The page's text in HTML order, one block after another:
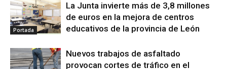
Portada
La Junta invierte más de 3,8 millones
de euros en la mejora de centros
educativos de la provincia de León
Nuevos trabajos de asfaltado
provocan cortes de tráfico en el